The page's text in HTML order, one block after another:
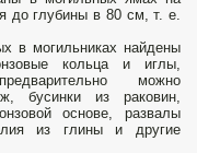
до глубины в 80 см, т. е.
в могильниках найдены
кольца и иглы,
можно
бусинки из раковин,
основе, развалы
из глины и другие